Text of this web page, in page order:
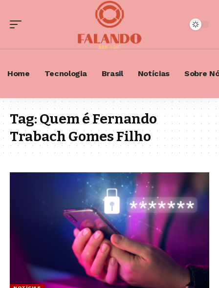
Home Tecnologia Brasil Notícias Sobre
Tag:Quem é Fernando
Trabach Gomes Filho